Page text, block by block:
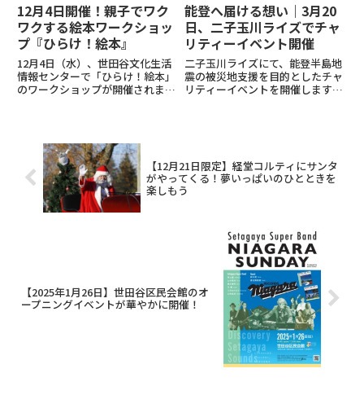
12月4日開催！親子でワク
ワクする絵本ワークショッ
プ『ひらけ！絵本』
12月4日（水）、世田谷文化生活
情報センターで「ひらけ！絵本」
のワークショップが開催されま
本を楽しみながら、読み聞かせや
声を出...
能登へ届ける想い｜3月20
日、二子玉川ライズでチャ
リティーイベント開催
二子玉川ライズにて、能登半島地
震の被災地支援を目的としたチャ
リティーイベントを開催します。
う...
【12月21日限定】経堂コルティにサンタ
がやってくる！夢いっぱいのひとときを
楽しもう
【2025年1月26日】世田谷区民会館のオ
ープニングイベントが華やかに開催！